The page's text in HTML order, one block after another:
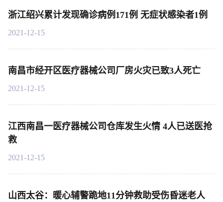
浙江绍兴累计发现确诊病例171例 无症状感染者1例
2021-12-15
南昌市经开区医疗器械公司厂房火灾已致3人死亡
2021-12-15
江西南昌一医疗器械公司仓库发生火情 4人已送医抢
救
2021-12-15
山西太谷：暖心辅警跪地11分钟救助受伤昏迷老人